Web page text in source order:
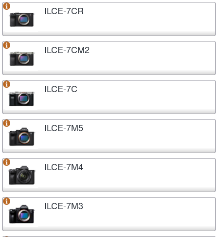
ILCE-7CR
ILCE-7CM2
ILCE-7C
ILCE-7M5
ILCE-7M4
ILCE-7M3